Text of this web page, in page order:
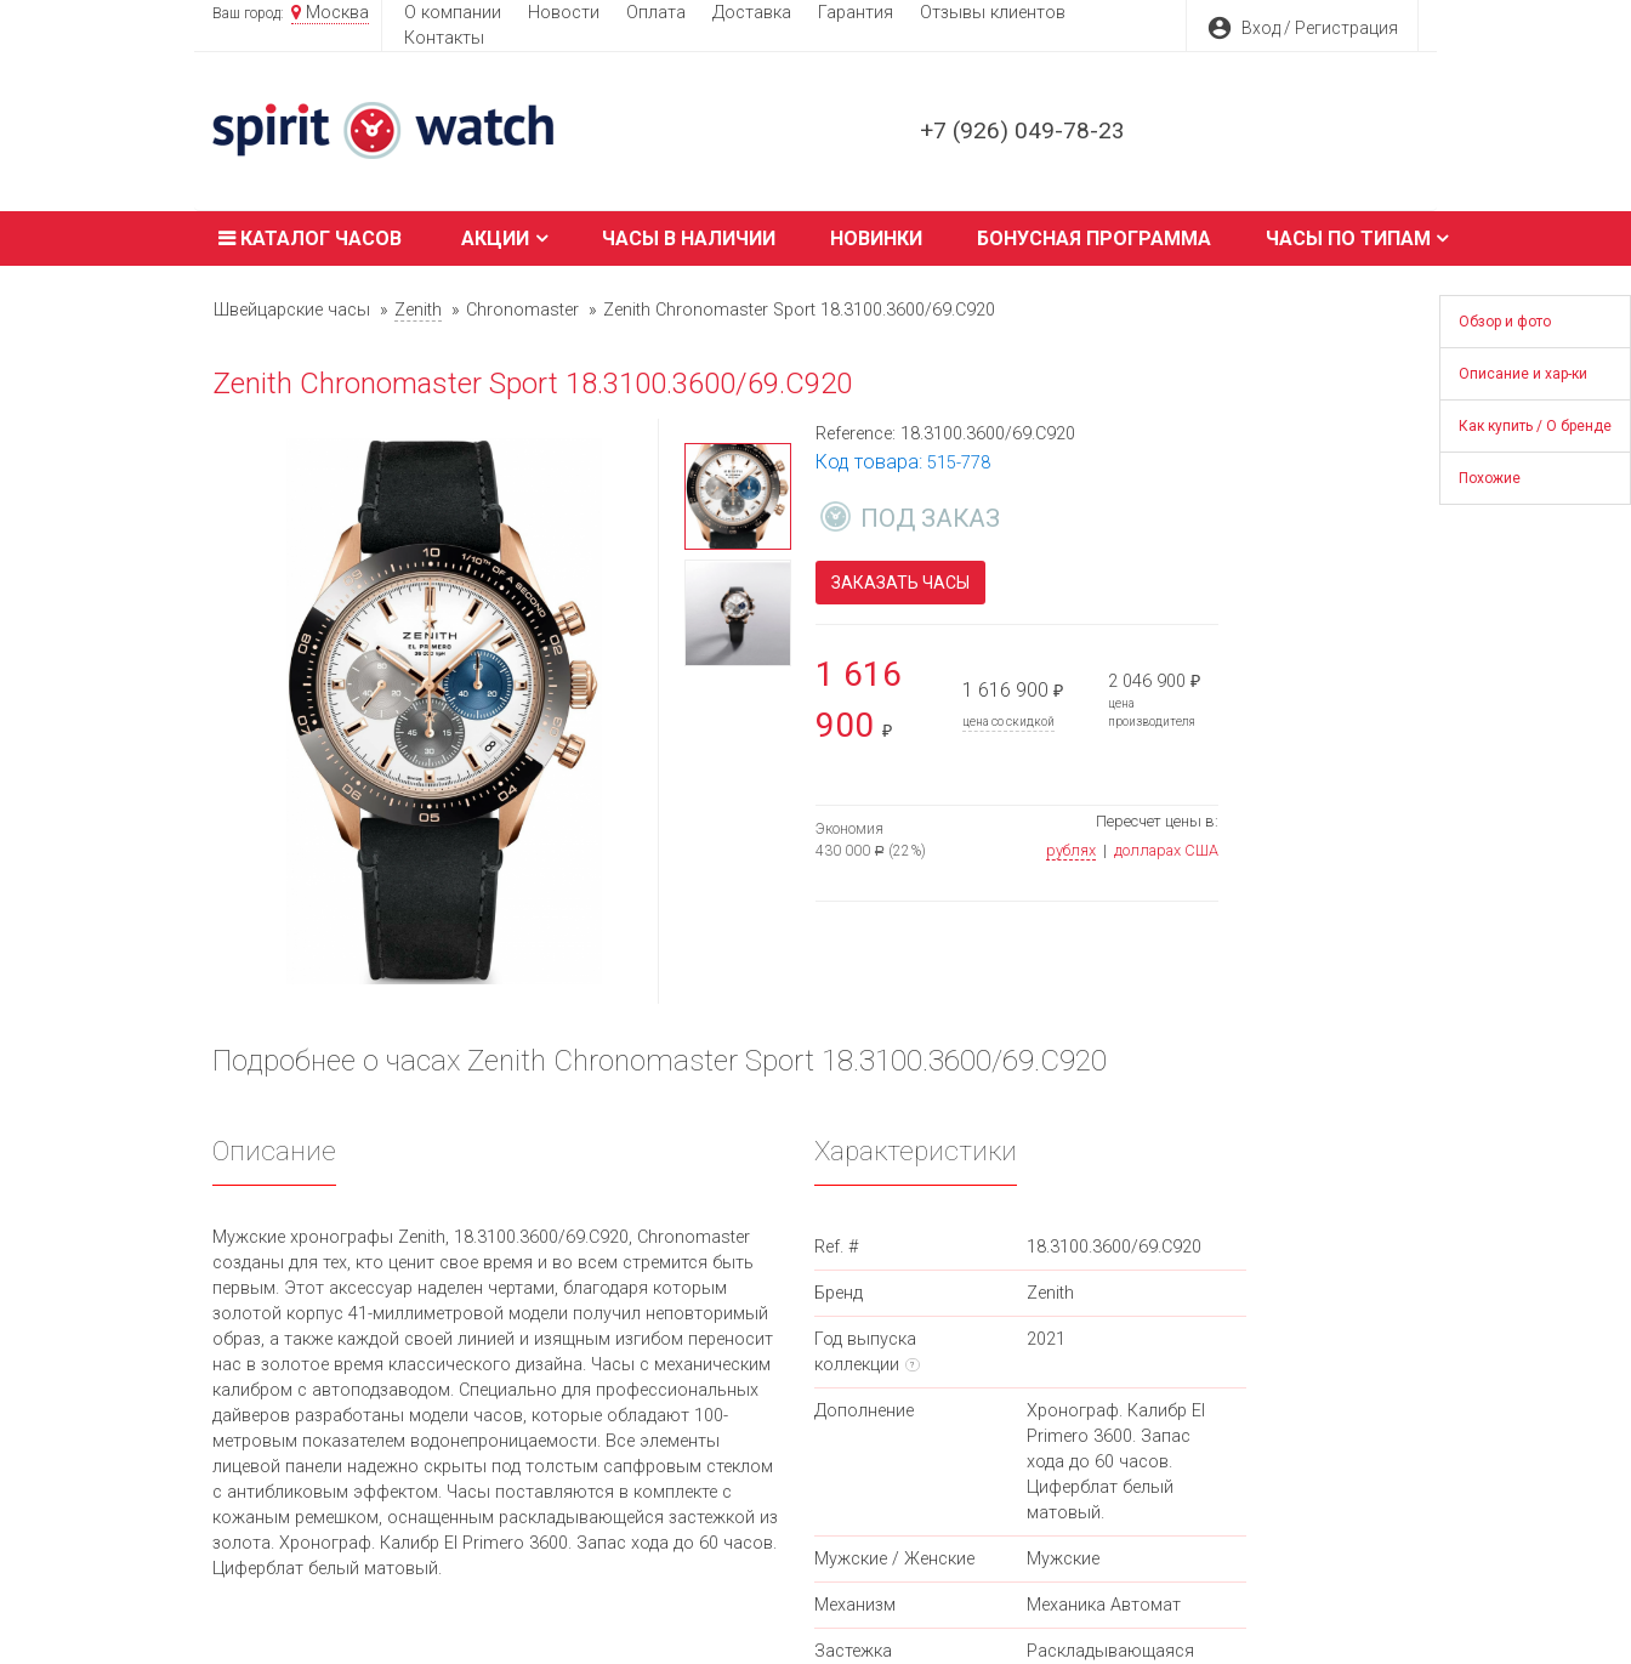
Ваш город: Москва О компании Новости Оплата Доставка Гарантия
Отзывы клиентов
Контакты
account_circle Вход / Регистрация
+7 (926) 049-78-23
КАТАЛОГ ЧАСОВ АКЦИИ ЧАСЫ В НАЛИЧИИ НОВИНКИ БОНУСНАЯ ПРОГРАММА ЧАСЫ ПО ТИПАМ
Обзор и фото
Описание и хар-ки
Как купить / О бренде
Похожие
Швейцарские часы Zenith Chronomaster Zenith Chronomaster Sport 18.3100.3600/69.C920
Zenith Chronomaster Sport 18.3100.3600/69.C920
Reference: 18.3100.3600/69.C920
Код товара: 515-778
ПОД ЗАКАЗ
ЗАКАЗАТЬ ЧАСЫ
1 616
900
₽
1 616 900 ₽
цена со скидкой
2 046 900₽
цена
производителя
Экономия
430 000 Р (22%)
Пересчет цены в:
рублях | долларах США
Подробнее о часах Zenith Chronomaster Sport 18.3100.3600/69.C920
Описание
Мужские хронографы Zenith, 18.3100.3600/69.C920, Chronomaster
созданы для тех, кто ценит свое время и во всем стремится быть
первым. Этот аксессуар наделен чертами, благодаря которым
золотой корпус 41-миллиметровой модели получил неповторимый
образ, а также каждой своей линией и изящным изгибом переносит
нас в золотое время классического дизайна. Часы с механическим
калибром с автоподзаводом. Специально для профессиональных
дайверов разработаны модели часов, которые обладают 100-
метровым показателем водонепроницаемости. Все элементы
лицевой панели надежно скрыты под толстым сапфровым стеклом
с антибликовым эффектом. Часы поставляются в комплекте с
кожаным ремешком, оснащенным раскладывающейся застежкой из
золота. Хронограф. Калибр El Primero 3600. Запас хода до 60 часов.
Циферблат белый матовый.
Характеристики
Ref. # 18.3100.3600/69.C920
Бренд Zenith
Год выпуска
коллекции
?
2021
Дополнение
Хронограф. Калибр El
Primero 3600. Запас
хода до 60 часов.
Циферблат белый
матовый.
Мужские / Женские Мужские
Механизм Механика Автомат
Застежка
Раскладывающаяся